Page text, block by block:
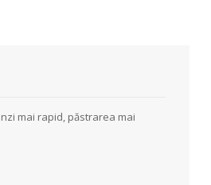
mai rapid, păstrarea mai